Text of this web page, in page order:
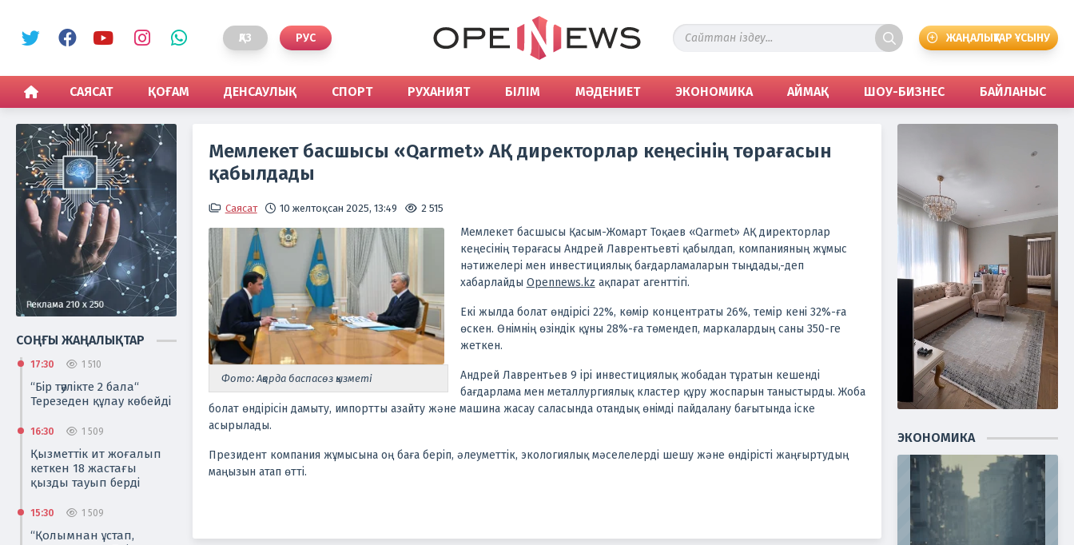
ҚАЗ РУС ЖАҢАЛЫҚТАР ҰСЫНУ
САЯСАТ ҚОҒАМ ДЕНСАУЛЫҚ СПОРТ РУХАНИЯТ БІЛІМ МӘДЕНИЕТ ЭКОНОМИКА АЙМАҚ ШОУ-БИЗНЕС БАЙЛАНЫС
СОҢҒЫ ЖАҢАЛЫҚТАР
17:30 1 510
“Бір тәулікте 2 бала“
Терезеден құлау көбейді
16:30 1 509
Қызметтік ит жоғалып
кеткен 18 жастағы
қызды тауып берді
15:30 1 509
“Қолымнан ұстап,
Мемлекет басшысы «Qarmet» АҚ директорлар кеңесінің төрағасын
қабылдады
Саясат 10 желтоқсан 2025, 13:49 2 515
Фото: Ақорда баспасөз қызметі
Мемлекет басшысы Қасым-Жомарт Тоқаев «Qarmet» АҚ директорлар
кеңесінің төрағасы Андрей Лаврентьевті қабылдап, компанияның жұмыс
нәтижелері мен инвестициялық бағдарламаларын тыңдады,-деп
хабарлайды Opennews.kz ақпарат агенттігі.
Екі жылда болат өндірісі 22%, көмір концентраты 26%, темір кені 32%-ға
өскен. Өнімнің өзіндік құны 28%-ға төмендеп, маркалардың саны 350-ге
жеткен.
Андрей Лаврентьев 9 ірі инвестициялық жобадан тұратын кешенді
бағдарлама мен металлургиялық кластер құру жоспарын таныстырды. Жоба
болат өндірісін дамыту, импортты азайту және машина жасау саласында отандық өнімді пайдалану бағытында іске
асырылады.
Президент компания жұмысына оң баға беріп, әлеуметтік, экологиялық мәселелерді шешу және өндірісті жаңғыртудың
маңызын атап өтті.
ЭКОНОМИКА